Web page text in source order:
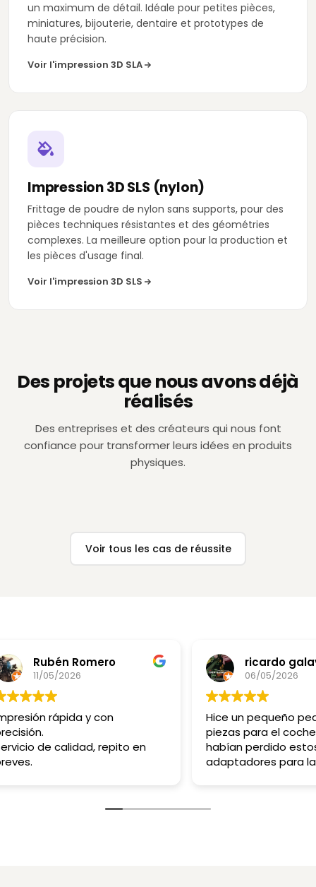
un maximum de détail. Idéale pour petites pièces,
miniatures, bijouterie, dentaire et prototypes de
haute précision.
Voir l'impression 3D SLA
Impression 3D SLS (nylon)
Frittage de poudre de nylon sans supports, pour des
pièces techniques résistantes et des géométries
complexes. La meilleure option pour la production et
les pièces d'usage final.
Voir l'impression 3D SLS
Des projets que nous avons déjà
réalisés
Des entreprises et des créateurs qui nous font
confiance pour transformer leurs idées en produits
physiques.
Zeppelin TV
Pièces de décor pour le direct, en moins
d'une semaine.
Lladró
Conception et
décoratifs pour
Voir tous les cas de réussite
Rubén Romero
11/05/2026
rápida y con
de calidad, repito en
ricardo
06/05/2026
Hice un pequeño
piezas para el
habían perdido
adaptadores para
gracias te enviaré